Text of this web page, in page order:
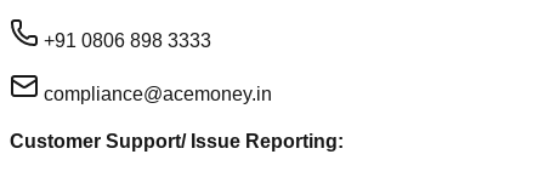
+91 0806 898 3333
compliance@acemoney.in
Customer Support/ Issue Reporting: